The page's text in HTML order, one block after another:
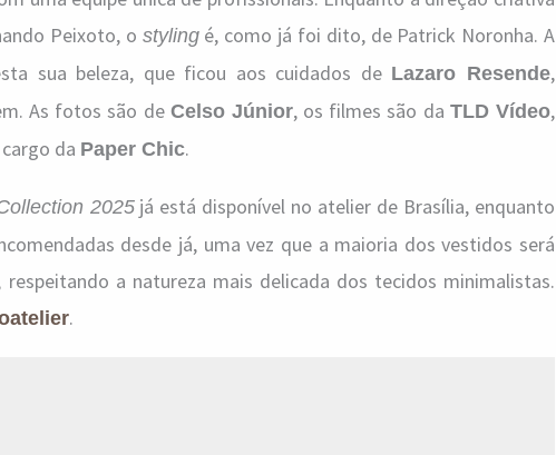
Peixoto, o stylingé, como já foi dito, de Patrick Noronha. A
sua beleza, que ficou aos cuidados de Lazaro Resende,
As fotos são de Celso Júnior, os filmes são da TLD Vídeo,
da Paper Chic.
2025já está disponível no atelier de Brasília, enquanto
desde já, uma vez que a maioria dos vestidos será
a natureza mais delicada dos tecidos minimalistas.
.